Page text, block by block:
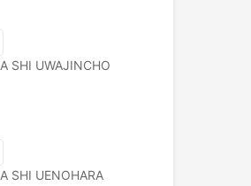
SHI UWAJINCHO
SHI UENOHARA